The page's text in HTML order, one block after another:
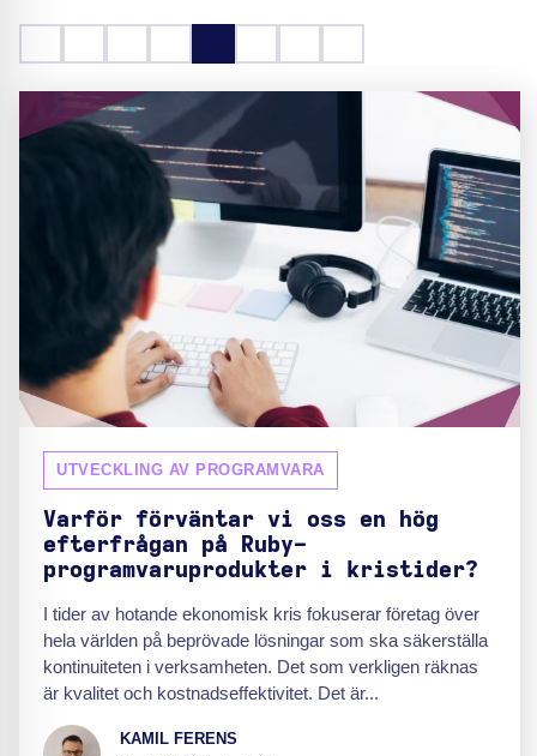
UTVECKLING AV PROGRAMVARA
Varför förväntar vi oss en hög
efterfrågan på Ruby-
programvaruprodukter i kristider?
I tider av hotande ekonomisk kris fokuserar företag över
hela världen på beprövade lösningar som ska säkerställa
kontinuiteten i verksamheten. Det som verkligen räknas
är kvalitet och kostnadseffektivitet. Det är...
KAMIL FERENS